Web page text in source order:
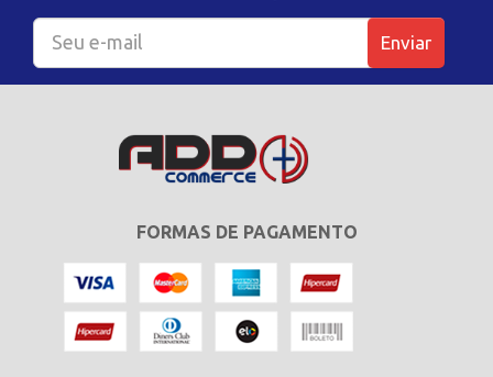
Enviar
FORMAS DE PAGAMENTO